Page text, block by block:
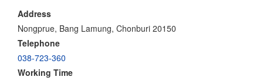
Address
Nongprue, Bang Lamung, Chonburi 20150
Telephone
038-723-360
Working Time